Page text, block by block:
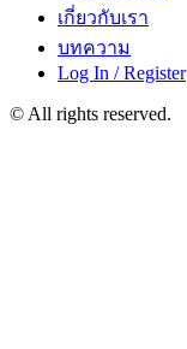
เกี่ยวกับเรา
บทความ
Log In / Register
© All rights reserved.